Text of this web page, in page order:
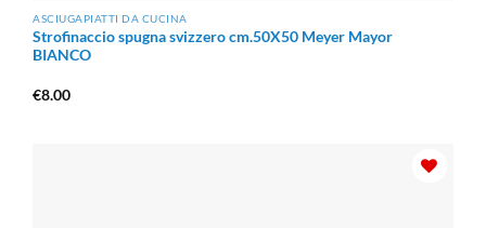
ASCIUGAPIATTI DA CUCINA
Strofinaccio spugna svizzero cm.50X50 Meyer Mayor
BIANCO
€8.00